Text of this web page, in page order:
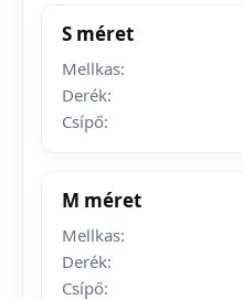
S méret
Mellkas:
Derék:
Csípő:
M méret
Mellkas:
Derék:
Csípő: